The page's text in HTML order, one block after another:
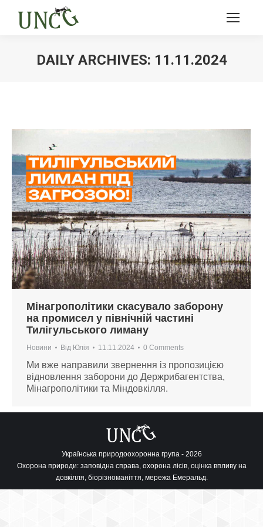
DAILY ARCHIVES: 11.11.2024
Мінагрополітики скасувало заборону
на промисел у північній частині
Тилігульського лиману
Новини Від Юлія 11.11.2024 0 Comments
Ми вже направили звернення із пропозицією
відновлення заборони до Держрибагентства,
Мінагрополітики та Міндовкілля.
Українська природоохоронна група - 2026
Охорона природи: заповідна справа, охорона лісів, оцінка впливу на
довкілля, біорізноманіття, мережа Емеральд.